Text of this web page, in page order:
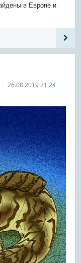
в Европе и
26.08.2019 21:24